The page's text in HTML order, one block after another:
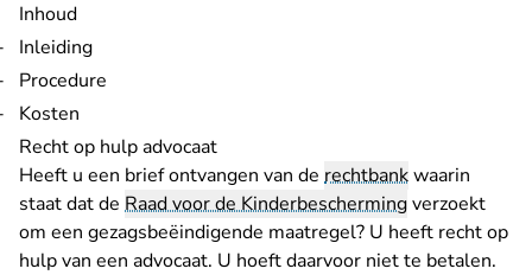
Inhoud
Inleiding
Procedure
Kosten
Recht op hulp advocaat
Heeft u een brief ontvangen van de rechtbankwaarin
staat dat de Raad voor de Kinderbeschermingverzoekt
om een gezagsbeëindigende maatregel? U heeft recht op
hulp van een advocaat. U hoeft daarvoor niet te betalen.